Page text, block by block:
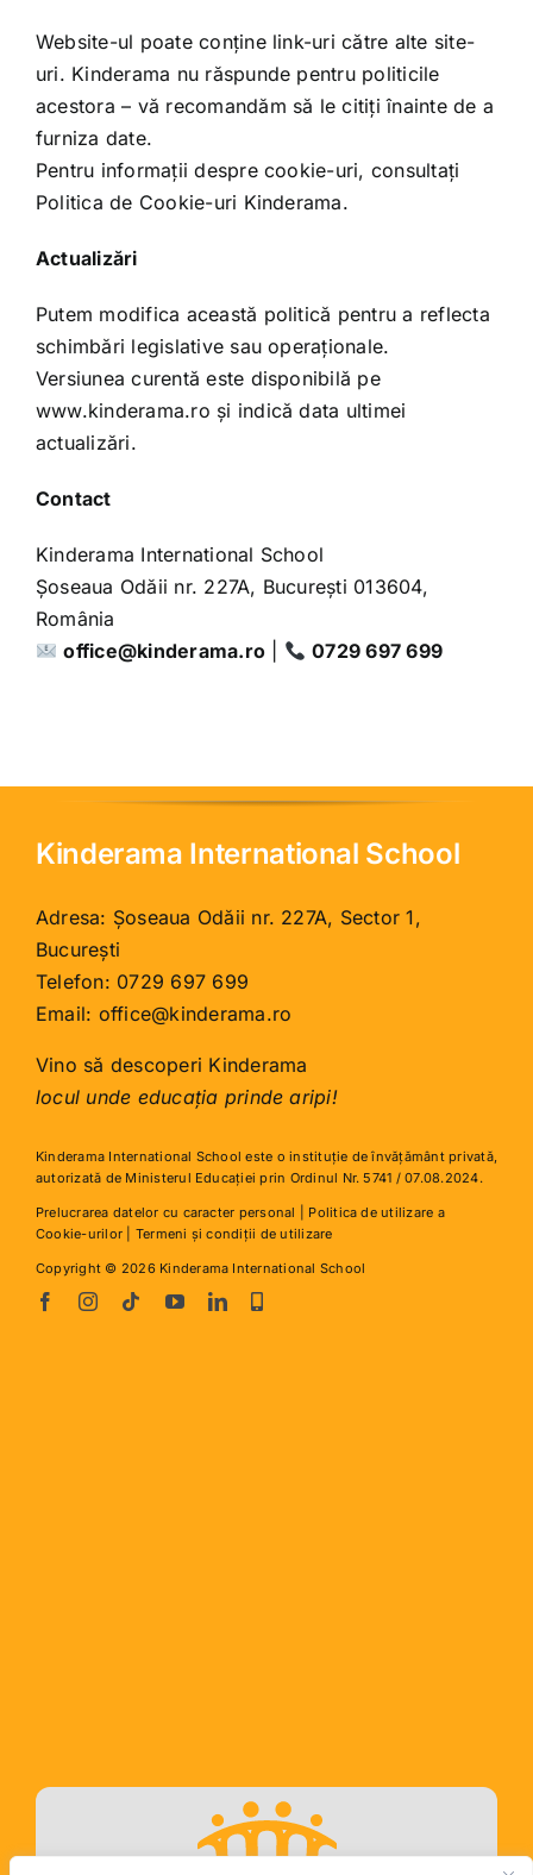
Website-ul poate conține link-uri către alte site-
uri. Kinderama nu răspunde pentru politicile
acestora – vă recomandăm să le citiți înainte de a
furniza date.
Pentru informații despre cookie-uri, consultați
Politica de Cookie-uri Kinderama.
Actualizări
Putem modifica această politică pentru a reflecta
schimbări legislative sau operaționale.
Versiunea curentă este disponibilă pe
www.kinderama.ro și indică data ultimei
actualizări.
Contact
Kinderama International School
Șoseaua Odăii nr. 227A, București 013604,
România
office@kinderama.ro
0729 697 699
Kinderama International School
Adresa: Șoseaua Odăii nr. 227A, Sector 1,
București
Telefon: 0729 697 699
Email: office@kinderama.ro
Vino să descoperi Kinderama
locul unde educația prinde aripi!
Kinderama International School este o instituţie de învăţământ privată,
autorizată de Ministerul Educației prin Ordinul Nr. 5741 / 07.08.2024.
Prelucrarea datelor cu caracter personal
Politica de utilizare a
Cookie-urilor
Termeni și condiții de utilizare
Copyright © 2026 Kinderama International School